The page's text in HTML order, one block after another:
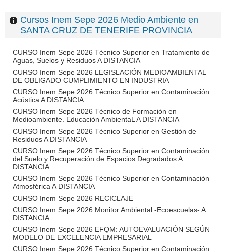
Cursos Inem Sepe 2026 Medio Ambiente en
SANTA CRUZ DE TENERIFE PROVINCIA
CURSO Inem Sepe 2026 Técnico Superior en Tratamiento de
Aguas, Suelos y Residuos A DISTANCIA
CURSO Inem Sepe 2026 LEGISLACIÓN MEDIOAMBIENTAL
DE OBLIGADO CUMPLIMIENTO EN INDUSTRIA
CURSO Inem Sepe 2026 Técnico Superior en Contaminación
Acústica A DISTANCIA
CURSO Inem Sepe 2026 Técnico de Formación en
Medioambiente. Educación AmbientaL A DISTANCIA
CURSO Inem Sepe 2026 Técnico Superior en Gestión de
Residuos A DISTANCIA
CURSO Inem Sepe 2026 Técnico Superior en Contaminación
del Suelo y Recuperación de Espacios Degradados A
DISTANCIA
CURSO Inem Sepe 2026 Técnico Superior en Contaminación
Atmosférica A DISTANCIA
CURSO Inem Sepe 2026 RECICLAJE
CURSO Inem Sepe 2026 Monitor Ambiental -Ecoescuelas- A
DISTANCIA
CURSO Inem Sepe 2026 EFQM: AUTOEVALUACIÓN SEGÚN
MODELO DE EXCELENCIA EMPRESARIAL
CURSO Inem Sepe 2026 Técnico Superior en Contaminación